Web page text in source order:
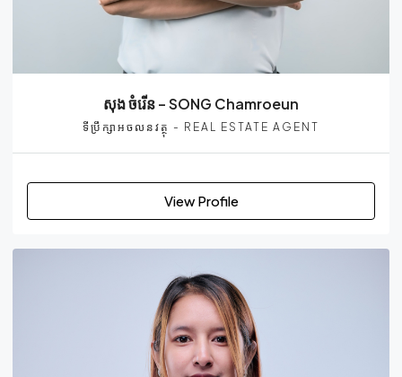
សុង ចំរើន – SONG Chamroeun
ទីប្រឹក្សាអចលនវត្ថុ - REAL ESTATE AGENT
View Profile